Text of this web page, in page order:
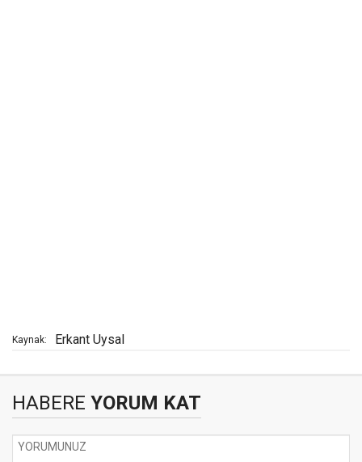
Kaynak: Erkant Uysal
HABERE YORUM KAT